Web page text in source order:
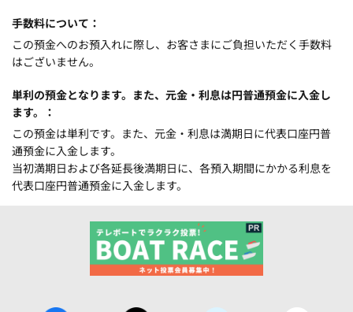
手数料について
この預金へのお預入れに際し、お客さまにご負担いただく手数料
はございません。
単利の預金となります。また、元金・利息は円普通預金に入金し
ます。
この預金は単利です。また、元金・利息は満期日に代表口座円普
通預金に入金します。
当初満期日および各延長後満期日に、各預入期間にかかる利息を
代表口座円普通預金に入金します。